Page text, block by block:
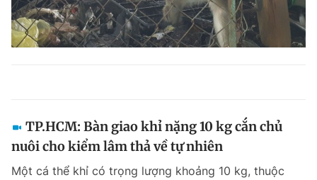
TP.HCM: Bàn giao khỉ nặng 10 kg cắn chủ
nuôi cho kiểm lâm thả về tự nhiên
Một cá thể khỉ có trọng lượng khoảng 10 kg, thuộc